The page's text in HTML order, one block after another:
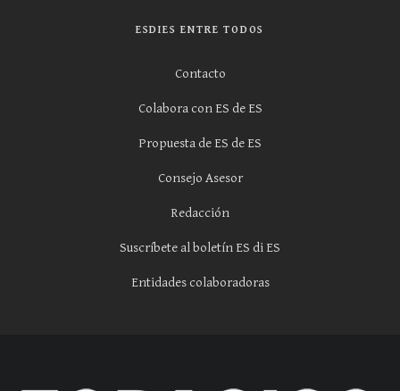
ESDIES ENTRE TODOS
Contacto
Colabora con ES de ES
Propuesta de ES de ES
Consejo Asesor
Redacción
Suscríbete al boletín ES di ES
Entidades colaboradoras